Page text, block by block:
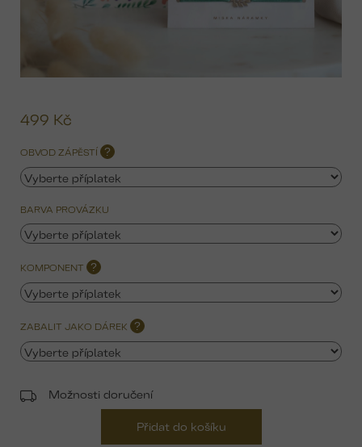
499 Kč
OBVOD ZÁPĚSTÍ ?
BARVA PROVÁZKU
KOMPONENT ?
ZABALIT JAKO DÁREK ?
Možnosti doručení
Přidat do košíku